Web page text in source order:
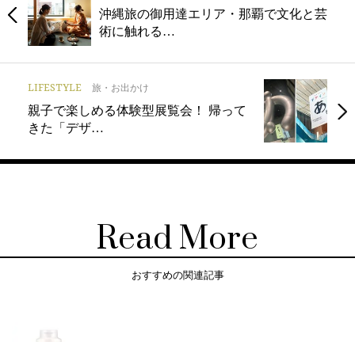
沖縄旅の御用達エリア・那覇で文化と芸
術に触れる…
LIFESTYLE 旅・お出かけ
親子で楽しめる体験型展覧会！ 帰って
きた「デザ…
Read More
おすすめの関連記事